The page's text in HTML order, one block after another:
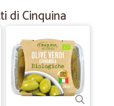
11/05/2021
23/03/2021
di Cinquina